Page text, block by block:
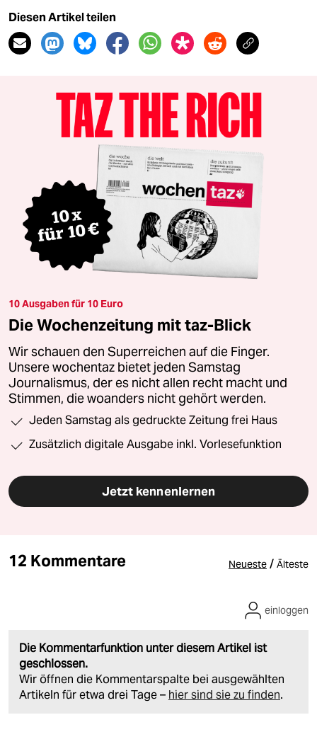
Diesen Artikel teilen
10 Ausgaben für 10 Euro
Die Wochenzeitung mit taz-Blick
Wir schauen den Superreichen auf die Finger.
Unsere wochentaz bietet jeden Samstag
Journalismus, der es nicht allen recht macht und
Stimmen, die woanders nicht gehört werden.
Jeden Samstag als gedruckte Zeitung frei Haus
Zusätzlich digitale Ausgabe inkl. Vorlesefunktion
Jetzt kennenlernen
12 Kommentare Neueste / Älteste
Die Kommentarfunktion unter diesem Artikel ist
geschlossen.
Wir öffnen die Kommentarspalte bei ausgewählten
Artikeln für etwa drei Tage – hier sind sie zu finden.
einloggen